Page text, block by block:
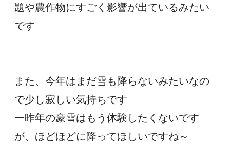
題や農作物にすごく影響が出ているみたい
です
また、今年はまだ雪も降らないみたいなの
で少し寂しい気持ちです
一昨年の豪雪はもう体験したくないです
が、ほどほどに降ってほしいですね～